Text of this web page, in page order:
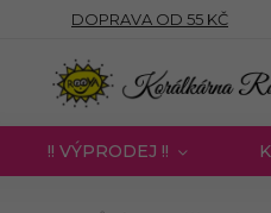
DOPRAVA OD 55 KČ
!! VÝPRODEJ !!